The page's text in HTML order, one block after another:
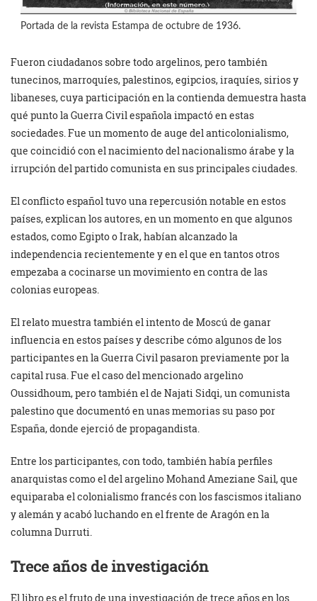
Portada de la revista Estampa de octubre de 1936.
Fueron ciudadanos sobre todo argelinos, pero también
tunecinos, marroquíes, palestinos, egipcios, iraquíes, sirios y
libaneses, cuya participación en la contienda demuestra hasta
qué punto la Guerra Civil española impactó en estas
sociedades. Fue un momento de auge del anticolonialismo,
que coincidió con el nacimiento del nacionalismo árabe y la
irrupción del partido comunista en sus principales ciudades.
El conflicto español tuvo una repercusión notable en estos
países, explican los autores, en un momento en que algunos
estados, como Egipto o Irak, habían alcanzado la
independencia recientemente y en el que en tantos otros
empezaba a cocinarse un movimiento en contra de las
colonias europeas.
El relato muestra también el intento de Moscú de ganar
influencia en estos países y describe cómo algunos de los
participantes en la Guerra Civil pasaron previamente por la
capital rusa. Fue el caso del mencionado argelino
Oussidhoum, pero también el de Najati Sidqi, un comunista
palestino que documentó en unas memorias su paso por
España, donde ejerció de propagandista.
Entre los participantes, con todo, también había perfiles
anarquistas como el del argelino Mohand Ameziane Sail, que
equiparaba el colonialismo francés con los fascismos italiano
y alemán y acabó luchando en el frente de Aragón en la
columna Durruti.
Trece años de investigación
El libro es el fruto de una investigación de trece años en los